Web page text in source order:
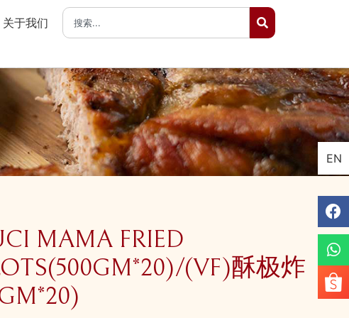
关于我们
MAMA FRIED
(VF)酥极炸
EN